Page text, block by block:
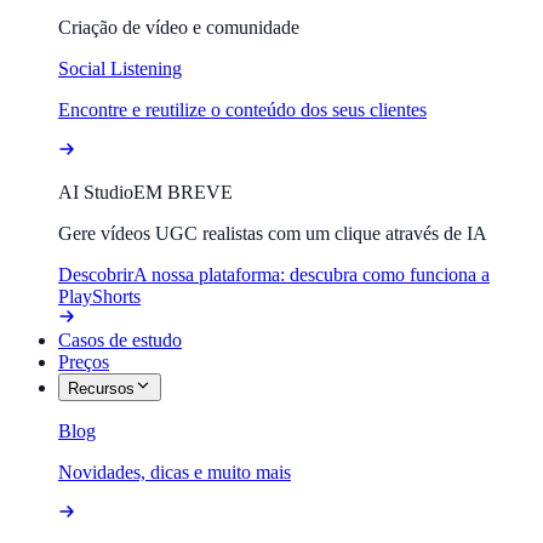
Criação de vídeo e comunidade
Social Listening
Encontre e reutilize o conteúdo dos seus clientes
AI StudioEM BREVE
Gere vídeos UGC realistas com um clique através de IA
DescobrirA nossa plataforma: descubra como funciona a
PlayShorts
Casos de estudo
Preços
Recursos
Blog
Novidades, dicas e muito mais